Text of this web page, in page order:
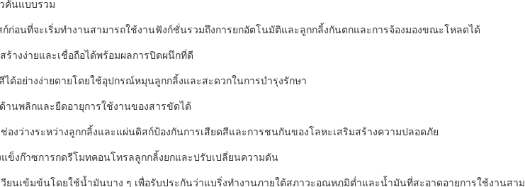
คั่นแบบรวม
ก่อนที่จะเริ่มทำงานสามารถใช้งานฟังก์ชั่นรวมถึงการยกอัตโนมัติและลูกกลิ้งกันตกและการจ้องมองขณะโหลดได้
ร้างง่ายและเชื่อถือได้พร้อมผลการปิดผนึกที่ดี
ได้อย่างง่ายดายโดยใช้อุปกรณ์หมุนลูกกลิ้งและสะดวกในการบำรุงรักษา
านพลิกและยืดอายุการใช้งานของสารขัดได้
งว่างระหว่างลูกกลิ้งและแผ่นดิสก์ป้องกันการเสียดสีและการชนกันของโลหะเสริมสร้างความปลอดภัย
ข็งก๊าซการกดรีโมทคอนโทรลลูกกลิ้งยกและปรับเปลี่ยนความดัน
นเข้มข้นโดยใช้น้ำมันบาง ๆ เพื่อรับประกันว่าแบริ่งทำงานภายใต้สภาวะอุณหภูมิต่ำและน้ำมันที่สะอาดอายุการใช้งานสา